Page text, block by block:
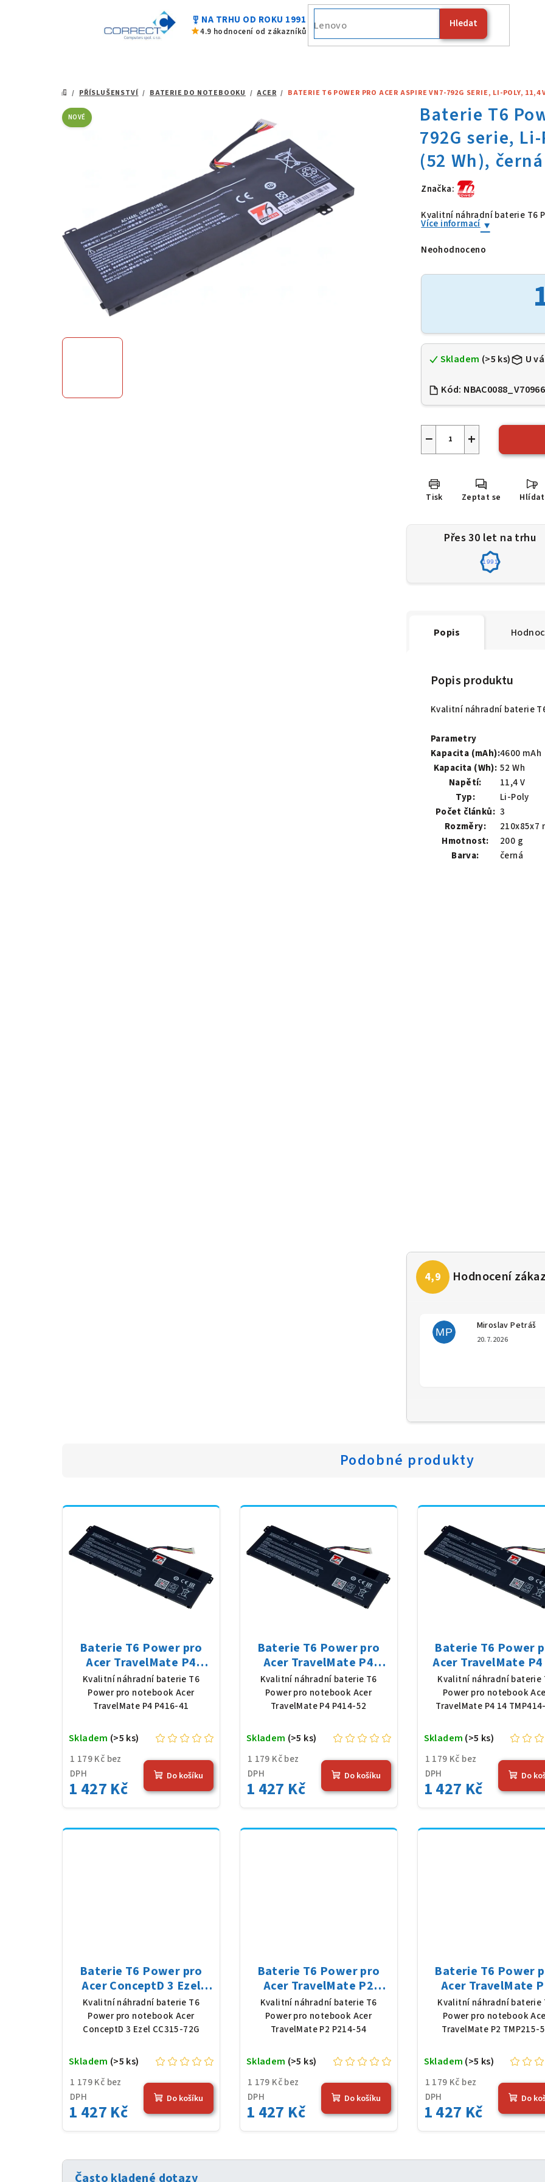
military_tech NA TRHU OD ROKU 1991
star4.9 hodnocení od zákazníků
Hledat
Fujits
DOMŮ
/ PŘÍSLUŠENSTVÍ / BATERIE DO NOTEBOOKU / ACER / BATERIE T6 POWER PRO ACER ASPIRE VN7-792G SERIE, LI-POLY,
Značka:
Baterie T6
Kvalitní náhradní baterie T6
Více informací
Průměrné
produktu
je
Neohodnoceno
Skladem (>5 ks) U
Kód: NBAC0088_V70966
+
−
Tisk Zeptat se Hlídat
NOVÉ
Přes 30 let na trhu
1991
Popis
Popis produktu
Kvalitní náhradní baterie
Parametry
Kapacita (mAh):4600 mAh
Kapacita (Wh): 52 Wh
Napětí:
11,4 V
Typ:
Li-Poly
Počet článků: 3
Rozměry:
210x85x7
Hmotnost:
200 g
Barva:
černá
MP
Miroslav Petráš
20.7.2026
Podobné produkty
Baterie T6 Power pro
Acer TravelMate P4
P416-41, Li-Poly, 11,61 V,
4683 mAh (54,36 Wh),
černá
Kvalitní náhradní baterie T6
Power pro notebook Acer
TravelMate P4 P416-41
1 179 Kč bez
DPH
1 427 Kč
Skladem (>5 ks)
Do košíku
Baterie T6 Power pro
Acer TravelMate P4
P414-52, Li-Poly, 11,61 V,
4683 mAh (54,36 Wh),
černá
Kvalitní náhradní baterie T6
Power pro notebook Acer
TravelMate P4 P414-52
1 179 Kč bez
DPH
1 427 Kč
Skladem (>5 ks)
Do košíku
Baterie T6 Power
Acer TravelMate
TMP414-53, Li-
11,61 V, 4683 mAh
Wh), černá
Kvalitní náhradní baterie
Power pro notebook
TravelMate P4 14
1 179 Kč bez
DPH
1 427 Kč
Skladem (>5 ks)
Do
Baterie T6 Power pro
Acer ConceptD 3 Ezel
CC315-72G, Li-Poly,
11,61 V, 4683 mAh (54,36
Wh), černá
Kvalitní náhradní baterie T6
Power pro notebook Acer
ConceptD 3 Ezel CC315-72G
1 179 Kč bez
DPH
1 427 Kč
Skladem (>5 ks)
Do košíku
Baterie T6 Power pro
Acer TravelMate P2
P214-54, Li-Poly, 11,61 V,
4683 mAh (54,36 Wh),
černá
Kvalitní náhradní baterie T6
Power pro notebook Acer
TravelMate P2 P214-54
1 179 Kč bez
DPH
1 427 Kč
Skladem (>5 ks)
Do košíku
Baterie T6 Power
Acer TravelMate
TMP215-54, Li-
11,61 V, 4683 mAh
Wh), černá
Kvalitní náhradní baterie
Power pro notebook
TravelMate P2 TMP215-
1 179 Kč bez
DPH
1 427 Kč
Skladem (>5 ks)
Do
Často kladené dotazy
hvězdiček.